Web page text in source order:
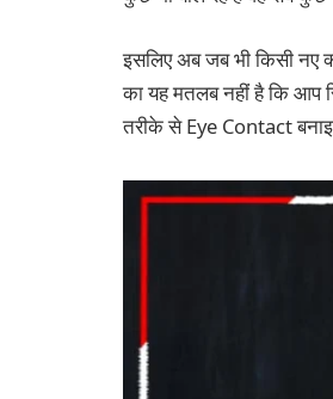
इसलिए अब जब भी किसी नए
का यह मतलब नहीं है कि आप
तरीके से Eye Contact